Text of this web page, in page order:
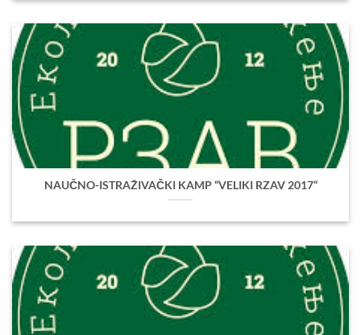
NAUČNO-ISTRAŽIVAČKI KAMP “VELIKI RZAV 2017“